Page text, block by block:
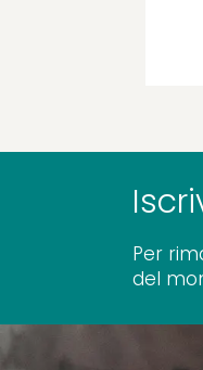
Per
del